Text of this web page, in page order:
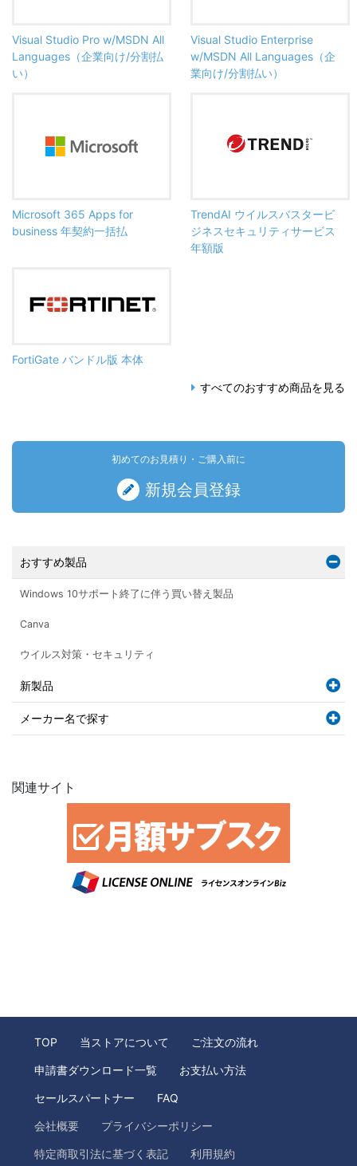
Visual Studio Pro w/MSDN All
Languages（企業向け/分割払
い）
Visual Studio Enterprise
w/MSDN All Languages（企
業向け/分割払い）
Microsoft 365 Apps for
business 年契約一括払
TrendAI ウイルスバスタービ
ジネスセキュリティサービス
年額版
FortiGate バンドル版 本体
すべてのおすすめ商品を見る
初めてのお見積り・ご購入前に
新規会員登録
おすすめ製品
Windows 10サポート終了に伴う買い替え製品
Canva
ウイルス対策・セキュリティ
新製品
メーカー名で探す
関連サイト
TOP 当ストアについて ご注文の流れ
申請書ダウンロード一覧 お支払い方法
セールスパートナー FAQ
会社概要 プライバシーポリシー
特定商取引法に基づく表記 利用規約